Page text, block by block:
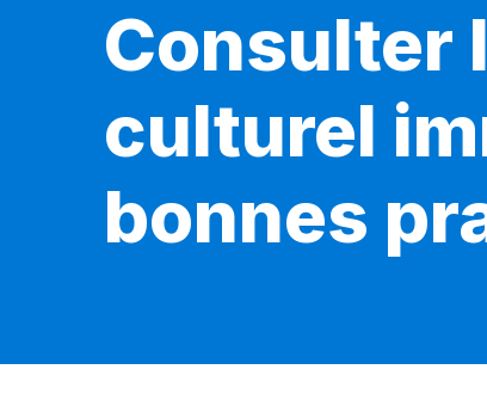
Consulter
culturel
bonnes